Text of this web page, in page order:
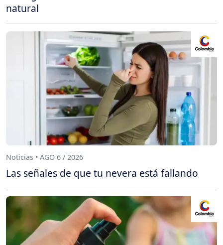
natural
Noticias • AGO 6 / 2026
Las señales de que tu nevera está fallando